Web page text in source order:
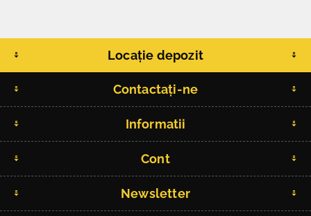
Locație depozit
Contactați-ne
Informatii
Cont
Newsletter